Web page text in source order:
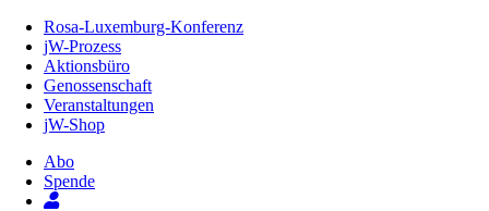
Inhalt
Seite
Rosa-Luxemburg-Konferenz
jW-Prozess
Aktionsbüro
Genossenschaft
Veranstaltungen
jW-Shop
Abo
Spende